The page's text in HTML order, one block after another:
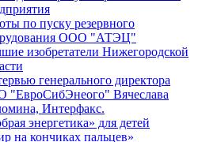
по пуску резервного
ООО "АТЭЦ"
изобретатели Нижегородской
генерального директора
"ЕвроСибЭнеого" Вячеслава
Интерфакс.
энергетика» для детей
на кончиках пальцев»